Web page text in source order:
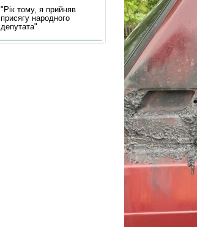
"Рік тому, я прийняв
присягу народного
депутата"